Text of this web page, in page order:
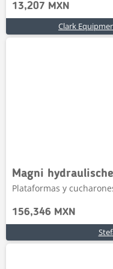
13,207 MXN
Clark
Plataformas y
156,346 MXN